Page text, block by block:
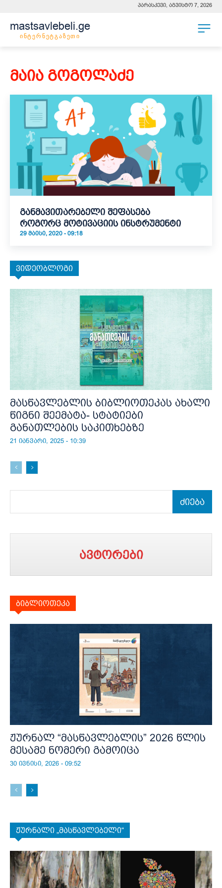
პარასკევი, აგვისტო 7, 2026
mastsavlebeli.ge
ინტერნეტგაზეთი
მაია გოგოლაძე
განმავითარებელი შეფასება
როგორც მოტივაციის ინსტრუმენტი
29 ᲛᲐᲘᲡᲘ, 2020 - 09:18
ვიდეობლოგი
მასწავლებლის ბიბლიოთეკას ახალი
წიგნი შეემატა- სტატიები
განათლების საკითხებზე
21 იანვარი, 2025 - 10:39
ძიება
ავტორები
ბიბლიოთეკა
ჟურნალ “მასწავლებლის” 2026 წლის
მესამე ნომერი გამოიცა
30 ივნისი, 2026 - 09:52
ჟურნალი „მასწავლებელი“